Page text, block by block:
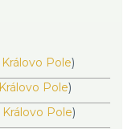
Pole)
Pole)
Pole)